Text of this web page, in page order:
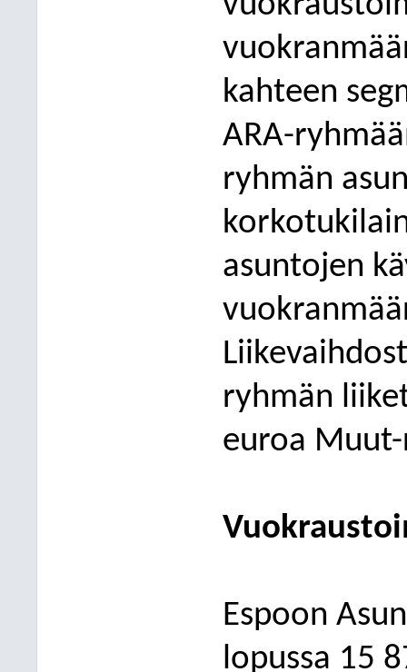
kahteen
ARA-
ryhmän
asuntojen
ryhmän
euroa
Vuokra
Espoon
lopussa 15